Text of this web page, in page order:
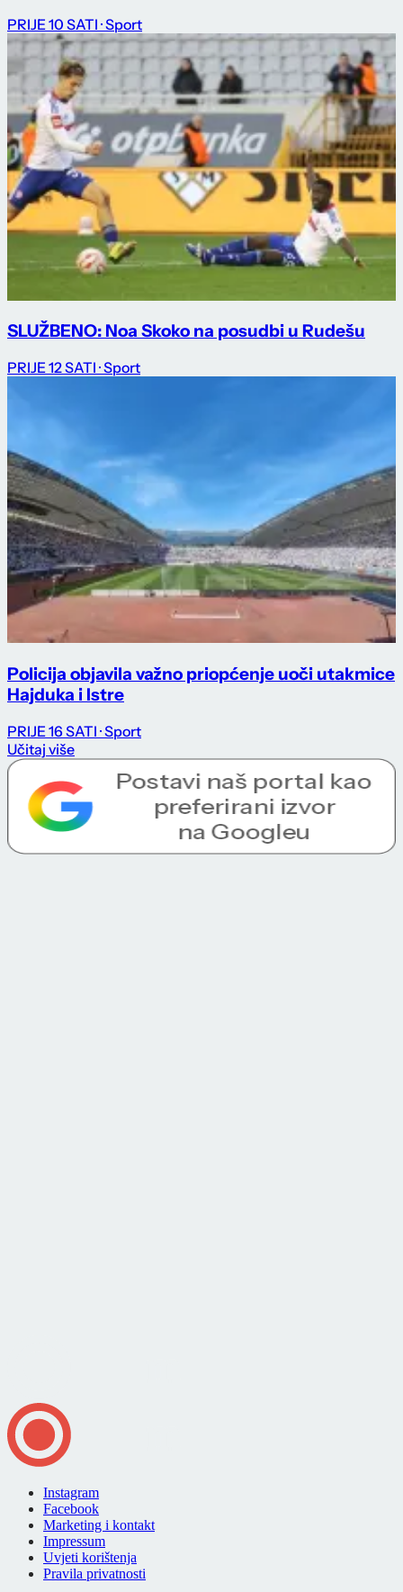
PRIJE 10 SATI · Sport
SLUŽBENO: Noa Skoko na posudbi u Rudešu
PRIJE 12 SATI · Sport
Policija objavila važno priopćenje uoči utakmice
Hajduka i Istre
PRIJE 16 SATI · Sport
Učitaj više
Instagram
Facebook
Marketing i kontakt
Impressum
Uvjeti korištenja
Pravila privatnosti